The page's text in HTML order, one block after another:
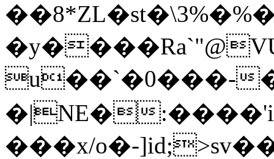
u��`�0���-
�|NE�
���x/o�-